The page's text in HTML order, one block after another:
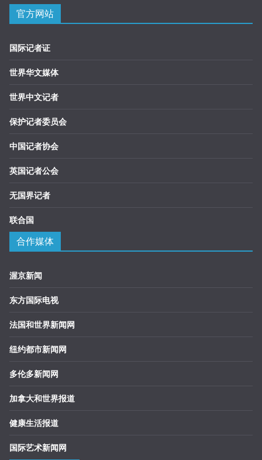
官方网站
国际记者证
世界华文媒体
世界中文记者
保护记者委员会
中国记者协会
英国记者公会
无国界记者
联合国
合作媒体
渥京新闻
东方国际电视
法国和世界新闻网
纽约都市新闻网
多伦多新闻网
加拿大和世界报道
健康生活报道
国际艺术新闻网